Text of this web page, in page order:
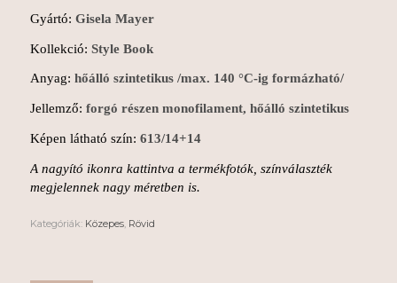
Gyártó: Gisela Mayer
Kollekció: Style Book
Anyag: hőálló szintetikus /max. 140 °C-ig formázható/
Jellemző: forgó részen monofilament, hőálló szintetikus
Képen látható szín: 613/14+14
A nagyító ikonra kattintva a termékfotók, színválaszték
megjelennek nagy méretben is.
Kategóriák: Közepes, Rövid